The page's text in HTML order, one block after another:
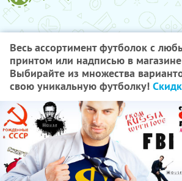
Весь ассортимент футболок с
принтом или надписью в
Выбирайте из множества
свою уникальную футболку!